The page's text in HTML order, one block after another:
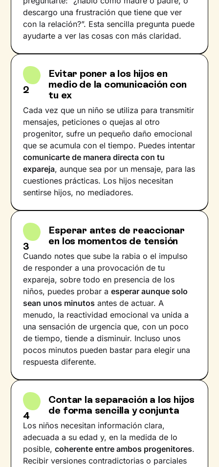
descargo una frustración que tiene que ver
con la relación?”. Esta sencilla pregunta puede
ayudarte a ver las cosas con más claridad.
2
Evitar poner a los hijos en
medio de la comunicación con
tu ex
Cada vez que un niño se utiliza para transmitir
mensajes, peticiones o quejas al otro
progenitor, sufre un pequeño daño emocional
que se acumula con el tiempo. Puedes intentar
comunicarte de manera directa con tu
expareja, aunque sea por un mensaje, para las
cuestiones prácticas. Los hijos necesitan
sentirse hijos, no mediadores.
3
Esperar antes de reaccionar
en los momentos de tensión
Cuando notes que sube la rabia o el impulso
de responder a una provocación de tu
expareja, sobre todo en presencia de los
niños, puedes probar aesperar aunque solo
sean unos minutos antes de actuar. A
menudo, la reactividad emocional va unida a
una sensación de urgencia que, con un poco
de tiempo, tiende a disminuir. Incluso unos
pocos minutos pueden bastar para elegir una
respuesta diferente.
4
Contar la separación a los hijos
de forma sencilla y conjunta
Los niños necesitan información clara,
adecuada a su edad y, en la medida de lo
posible,coherente entre ambos progenitores.
Recibir versiones contradictorias o parciales